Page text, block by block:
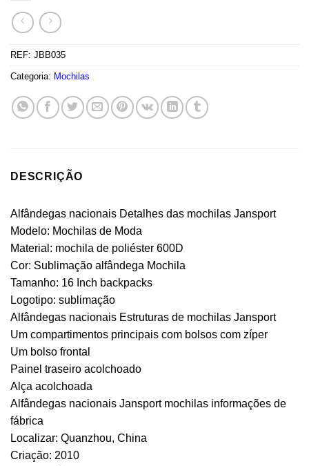
REF: JBB035
Categoria: Mochilas
DESCRIÇÃO
Alfândegas nacionais Detalhes das mochilas Jansport
Modelo: Mochilas de Moda
Material: mochila de poliéster 600D
Cor: Sublimação alfândega Mochila
Tamanho: 16 Inch backpacks
Logotipo: sublimação
Alfândegas nacionais Estruturas de mochilas Jansport
Um compartimentos principais com bolsos com zíper
Um bolso frontal
Painel traseiro acolchoado
Alça acolchoada
Alfândegas nacionais Jansport mochilas informações de
fábrica
Localizar: Quanzhou, China
Criação: 2010